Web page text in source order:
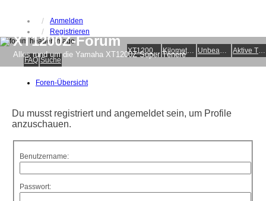
Anmelden
Registrieren
XT1200Z-Wiki Kilometerstatistik Unbeantwortete Themen Aktive Themen
XT1200Z-Forum
Alles rund um die Yamaha XT1200Z Super Ténéré
FAQ Suche
Foren-Übersicht
Du musst registriert und angemeldet sein, um Profile
anzuschauen.
Benutzername:
Passwort: